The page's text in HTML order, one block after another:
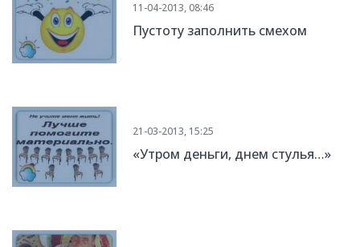
11-04-2013, 08:46
Пустоту заполнить смехом
21-03-2013, 15:25
«Утром деньги, днем стулья…»